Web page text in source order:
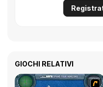
GIOCHI RELATIVI